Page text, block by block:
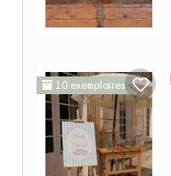
10 exemplaires